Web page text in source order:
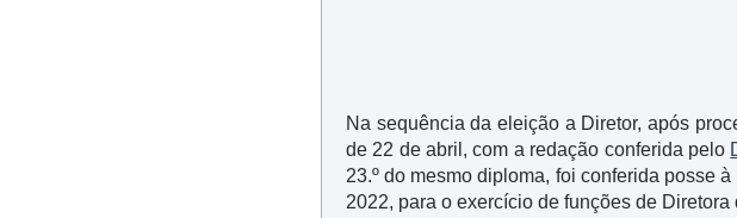
Na sequência da eleição a Diretor, após
de 22 de abril, com a redação conferida pelo
23.º do mesmo diploma, foi conferida posse
2022, para o exercício de funções de